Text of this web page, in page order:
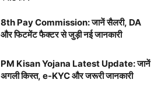
8th Pay Commission: जानें सैलरी, DA
और फिटमेंट फैक्टर से जुड़ी नई जानकारी
PM Kisan Yojana Latest Update: जानें
अगली किस्त, e-KYC और जरूरी जानकारी